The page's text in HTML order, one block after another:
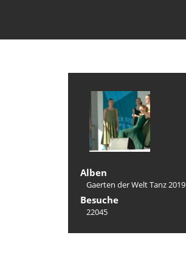
Alben
Gaerten der Welt Tanz 2019
Besuche
22045